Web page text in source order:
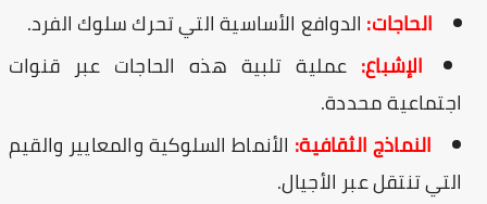
الحاجات:الدوافع الأساسية التي تحرك سلوك الفرد.
الإشباع:عملية تلبية هذه الحاجات عبر قنوات
اجتماعية محددة.
النماذج الثقافية:الأنماط السلوكية والمعايير والقيم
التي تنتقل عبر الأجيال.